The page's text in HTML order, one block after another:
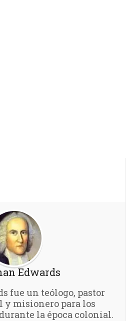
Edwards
fue un teólogo, pastor
y misionero para los
la época colonial.